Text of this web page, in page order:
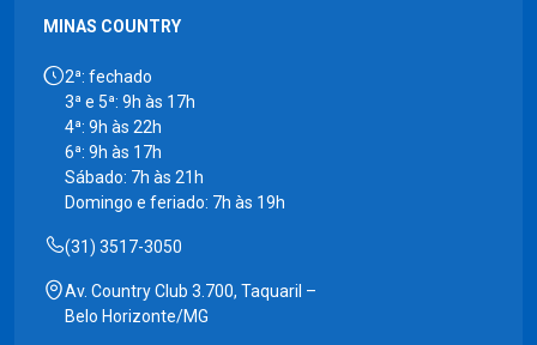
MINAS COUNTRY
2ª: fechado
3ª e 5ª: 9h às 17h
4ª: 9h às 22h
6ª: 9h às 17h
Sábado: 7h às 21h
Domingo e feriado: 7h às 19h
(31) 3517-3050
Av. Country Club 3.700, Taquaril –
Belo Horizonte/MG